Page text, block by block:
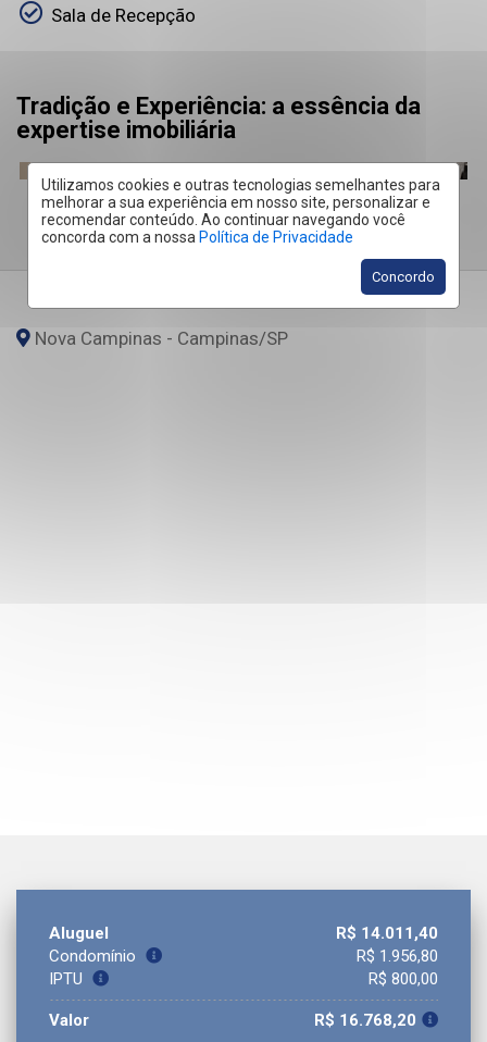
Utilizamos cookies e outras tecnologias semelhantes para
melhorar a sua experiência em nosso site, personalizar e
recomendar conteúdo. Ao continuar navegando você
concorda com a nossa Política de Privacidade
Concordo
Sala de Recepção
Tradição e Experiência: a essência da
expertise imobiliária
Nova Campinas - Campinas/SP
Aluguel
R$ 14.011,40
Condomínio
R$ 1.956,80
IPTU
R$ 800,00
Valor R$ 16.768,20